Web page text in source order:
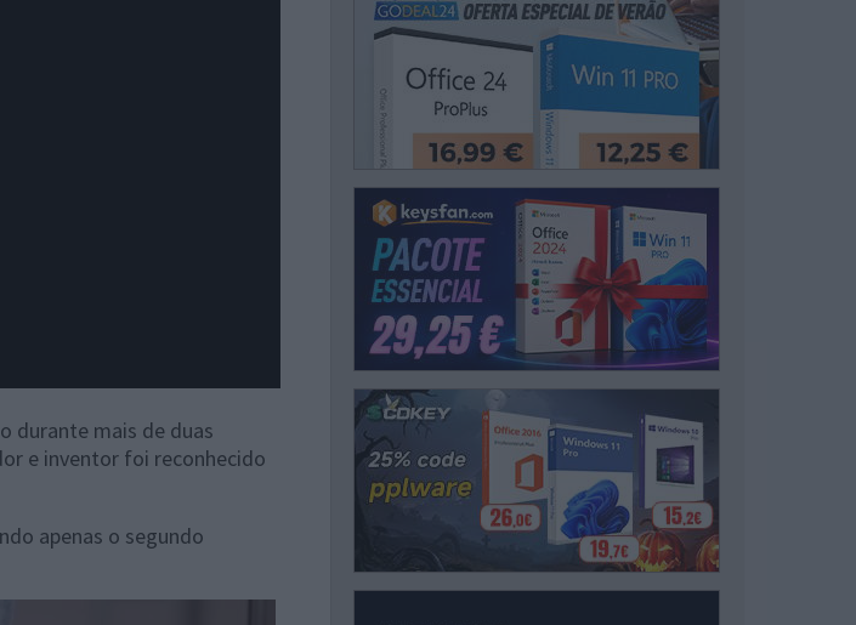
durante mais de duas
e inventor foi reconhecido
apenas o segundo